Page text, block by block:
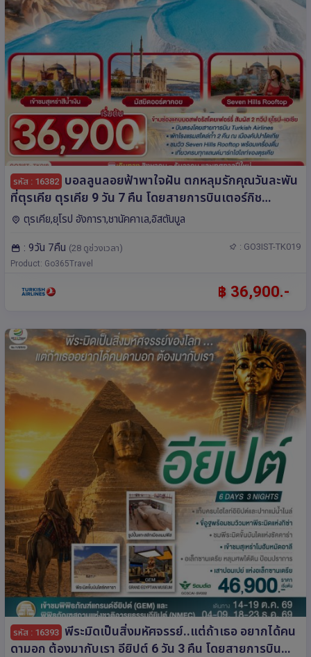
รหัส : 16382 บอลลูนลอยฟ้าพาใจฝัน ตกหลุมรักคุณวันละพัน
ที่ตุรเคีย ตุรเคีย 9 วัน 7 คืน โดยสายการบินเตอร์กิช
Turkish Airlines (TK)
ตุรเคีย,ยุโรป อังการา,ชานัคคาเล,อิสตันบูล
: 9วัน 7คืน (28 ดูช่วงเวลา) : GO3IST-TK019
Product: Go365Travel
฿ 36,900.-
รหัส : 16393 พีระมิดเป็นสิ่งมหัศจรรย์..แต่ถ้าเธอ อยากได้คน
ดามอก ต้องมากับเรา อียิปต์ 6 วัน 3 คืน โดยสายการบิน